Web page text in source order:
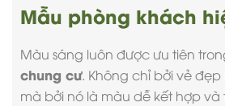
Mẫu phòng khách
Màu sáng luôn được ưu tiên
chung cư. Không chỉ bởi vẻ
mà bởi nó là màu dễ kết hợp